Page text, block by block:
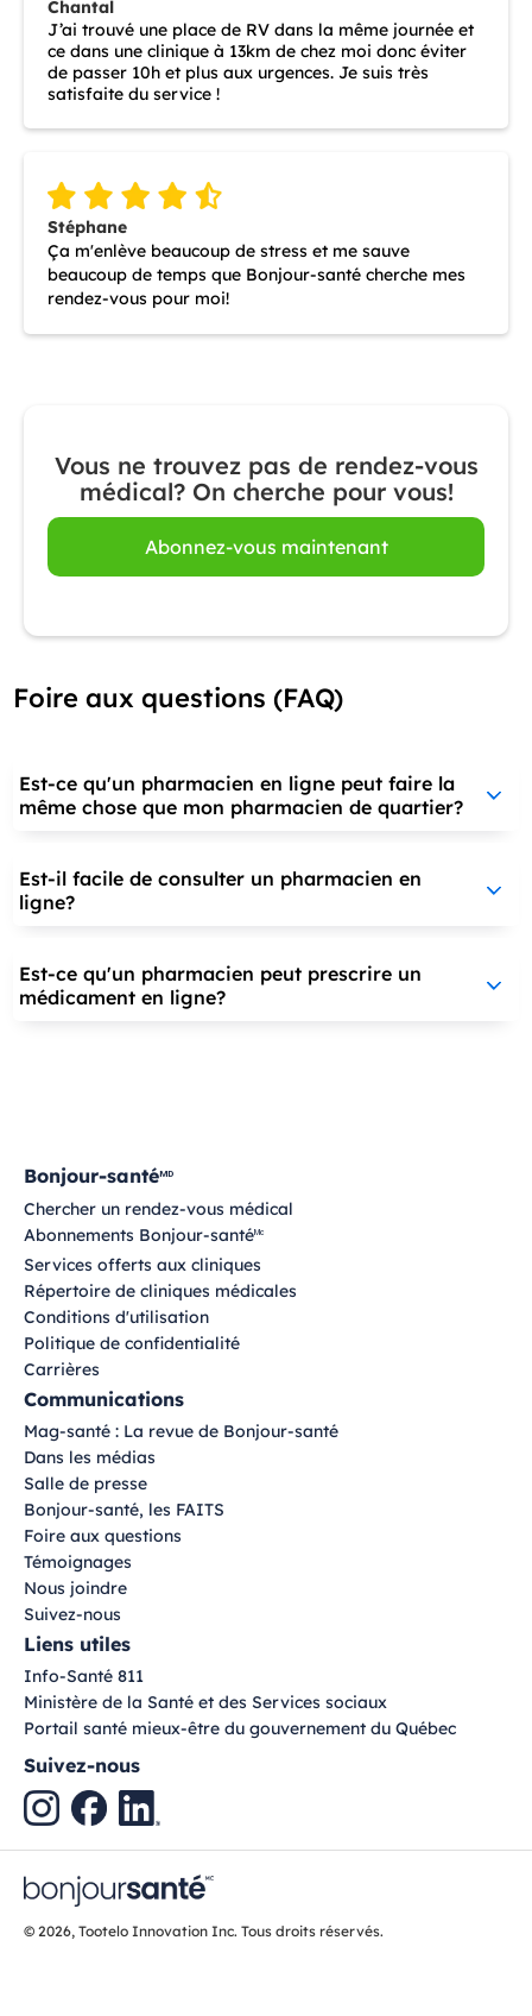
Chantal
J’ai trouvé une place de RV dans la même journée et
ce dans une clinique à 13km de chez moi donc éviter
de passer 10h et plus aux urgences. Je suis très
satisfaite du service !
Stéphane
Ça m'enlève beaucoup de stress et me sauve
beaucoup de temps que Bonjour-santé cherche mes
rendez-vous pour moi!
Vous ne trouvez pas de rendez-vous
médical? On cherche pour vous!
Abonnez-vous maintenant
Foire aux questions (FAQ)
Est-ce qu'un pharmacien en ligne peut faire la
même chose que mon pharmacien de quartier?
Est-il facile de consulter un pharmacien en
ligne?
Est-ce qu'un pharmacien peut prescrire un
médicament en ligne?
Bonjour-santéMD
Chercher un rendez-vous médical
Abonnements Bonjour-santéMc
Services offerts aux cliniques
Répertoire de cliniques médicales
Conditions d'utilisation
Politique de confidentialité
Carrières
Communications
Mag-santé : La revue de Bonjour-santé
Dans les médias
Salle de presse
Bonjour-santé, les FAITS
Foire aux questions
Témoignages
Nous joindre
Suivez-nous
Liens utiles
Info-Santé 811
Ministère de la Santé et des Services sociaux
Portail santé mieux-être du gouvernement du Québec
Suivez-nous
© 2026, Tootelo Innovation Inc. Tous droits réservés.